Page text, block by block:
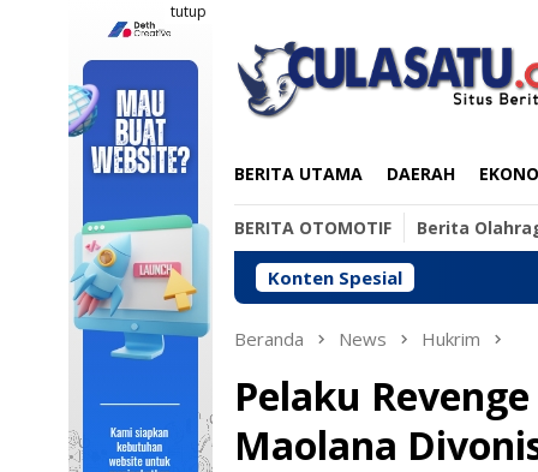
tutup
BERITA UTAMA DAERAH
BERITA OTOMOTIF Berita
Konten Spesial
Beranda News Hukrim
Pelaku
Maolana